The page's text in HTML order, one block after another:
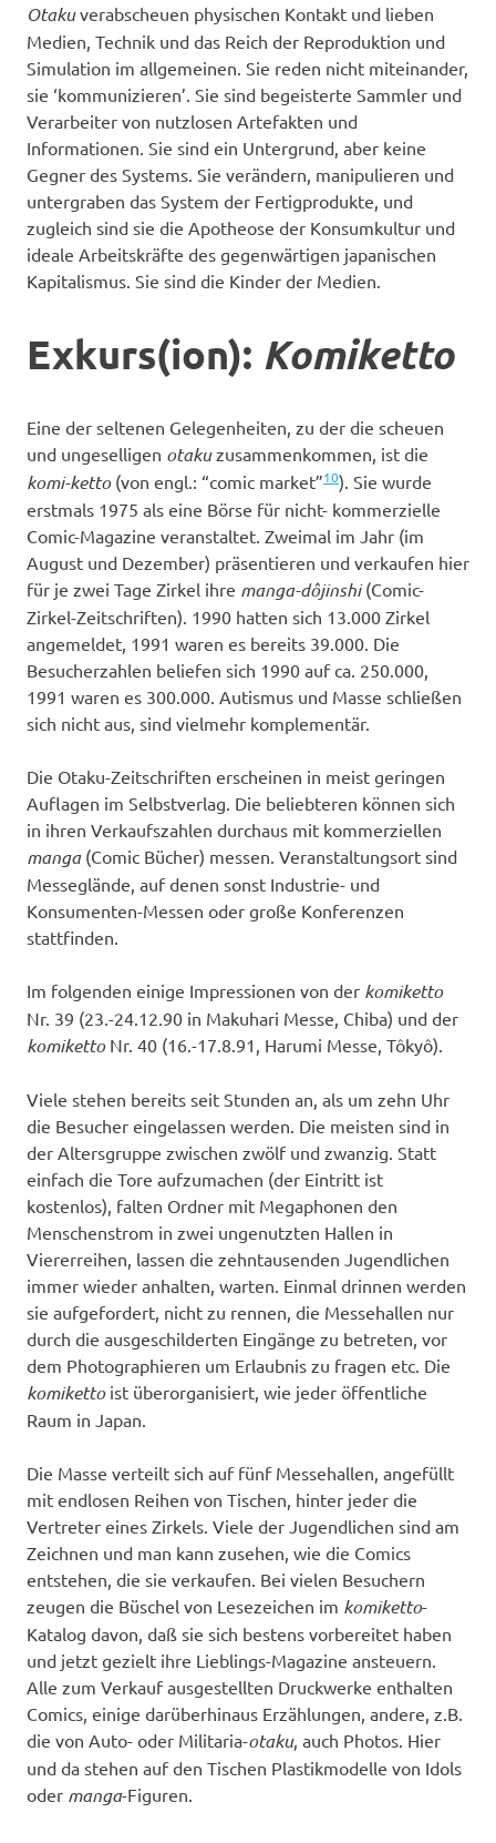
Otakuverabscheuen physischen Kontakt und lieben
Medien, Technik und das Reich der Reproduktion und
Simulation im allgemeinen. Sie reden nicht miteinander,
sie ‘kommunizieren’. Sie sind begeisterte Sammler und
Verarbeiter von nutzlosen Artefakten und
Informationen. Sie sind ein Untergrund, aber keine
Gegner des Systems. Sie verändern, manipulieren und
untergraben das System der Fertigprodukte, und
zugleich sind sie die Apotheose der Konsumkultur und
ideale Arbeitskräfte des gegenwärtigen japanischen
Kapitalismus. Sie sind die Kinder der Medien.
Exkurs(ion): Komiketto
Eine der seltenen Gelegenheiten, zu der die scheuen
und ungeselligen otakuzusammenkommen, ist die
komi-ketto(von engl.: “comic market”10). Sie wurde
erstmals 1975 als eine Börse für nicht- kommerzielle
Comic-Magazine veranstaltet. Zweimal im Jahr (im
August und Dezember) präsentieren und verkaufen hier
für je zwei Tage Zirkel ihre manga-dôjinshi(Comic-
Zirkel-Zeitschriften). 1990 hatten sich 13.000 Zirkel
angemeldet, 1991 waren es bereits 39.000. Die
Besucherzahlen beliefen sich 1990 auf ca. 250.000,
1991 waren es 300.000. Autismus und Masse schließen
sich nicht aus, sind vielmehr komplementär.
Die Otaku-Zeitschriften erscheinen in meist geringen
Auflagen im Selbstverlag. Die beliebteren können sich
in ihren Verkaufszahlen durchaus mit kommerziellen
manga(Comic Bücher) messen. Veranstaltungsort sind
Messeglände, auf denen sonst Industrie- und
Konsumenten-Messen oder große Konferenzen
stattfinden.
Im folgenden einige Impressionen von der komiketto
Nr. 39 (23.-24.12.90 in Makuhari Messe, Chiba) und der
komikettoNr. 40 (16.-17.8.91, Harumi Messe, Tôkyô).
Viele stehen bereits seit Stunden an, als um zehn Uhr
die Besucher eingelassen werden. Die meisten sind in
der Altersgruppe zwischen zwölf und zwanzig. Statt
einfach die Tore aufzumachen (der Eintritt ist
kostenlos), falten Ordner mit Megaphonen den
Menschenstrom in zwei ungenutzten Hallen in
Viererreihen, lassen die zehntausenden Jugendlichen
immer wieder anhalten, warten. Einmal drinnen werden
sie aufgefordert, nicht zu rennen, die Messehallen nur
durch die ausgeschilderten Eingänge zu betreten, vor
dem Photographieren um Erlaubnis zu fragen etc. Die
komikettoist überorganisiert, wie jeder öffentliche
Raum in Japan.
Die Masse verteilt sich auf fünf Messehallen, angefüllt
mit endlosen Reihen von Tischen, hinter jeder die
Vertreter eines Zirkels. Viele der Jugendlichen sind am
Zeichnen und man kann zusehen, wie die Comics
entstehen, die sie verkaufen. Bei vielen Besuchern
zeugen die Büschel von Lesezeichen im komiketto-
Katalog davon, daß sie sich bestens vorbereitet haben
und jetzt gezielt ihre Lieblings-Magazine ansteuern.
Alle zum Verkauf ausgestellten Druckwerke enthalten
Comics, einige darüberhinaus Erzählungen, andere, z.B.
die von Auto- oder Militaria-otaku, auch Photos. Hier
und da stehen auf den Tischen Plastikmodelle von Idols
oder manga-Figuren.